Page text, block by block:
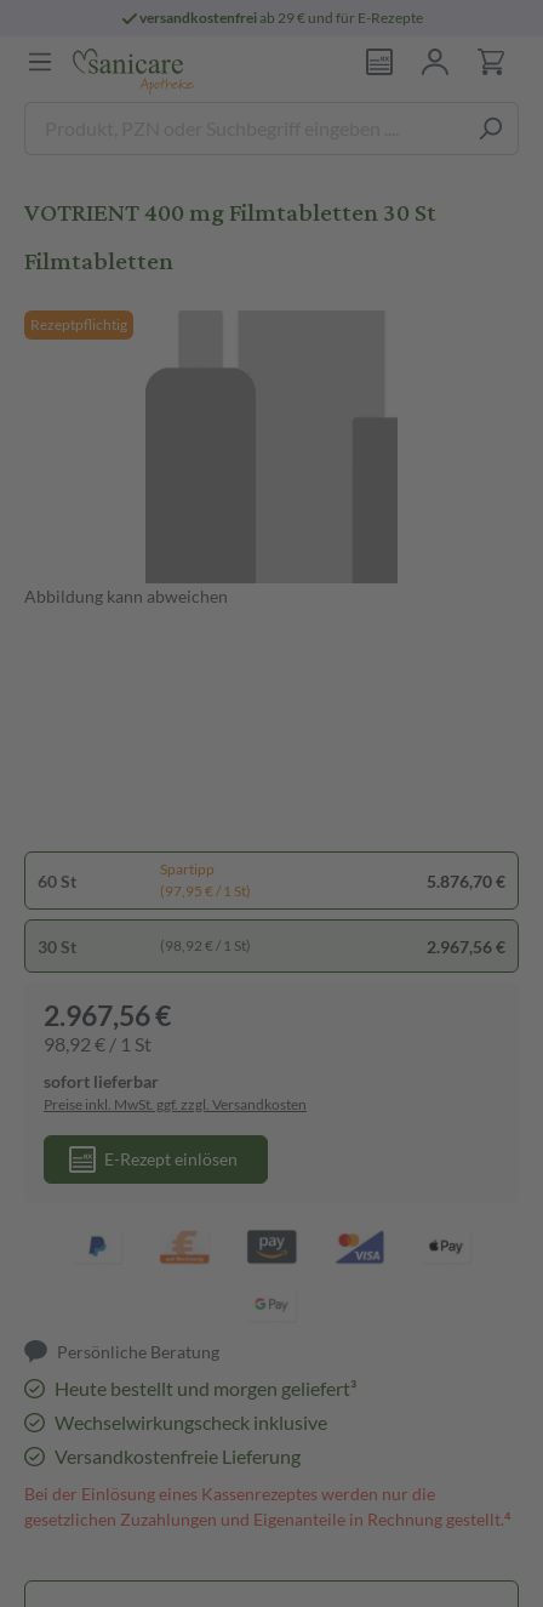
versandkostenfreiab 29 € und für E-Rezepte
VOTRIENT 400 mg Filmtabletten 30 St
Filmtabletten
Rezeptpflichtig
Abbildung kann abweichen
60 St
Spartipp
(97,95 € / 1 St)
5.876,70 €
30 St (98,92 € / 1 St) 2.967,56 €
2.967,56 €
98,92 € / 1 St
sofort lieferbar
Preise inkl. MwSt. ggf. zzgl. Versandkosten
E-Rezept einlösen
Persönliche Beratung
Heute bestellt und morgen geliefert³
Wechselwirkungscheck inklusive
Versandkostenfreie Lieferung
Bei der Einlösung eines Kassenrezeptes werden nur die
gesetzlichen Zuzahlungen und Eigenanteile in Rechnung gestellt.⁴